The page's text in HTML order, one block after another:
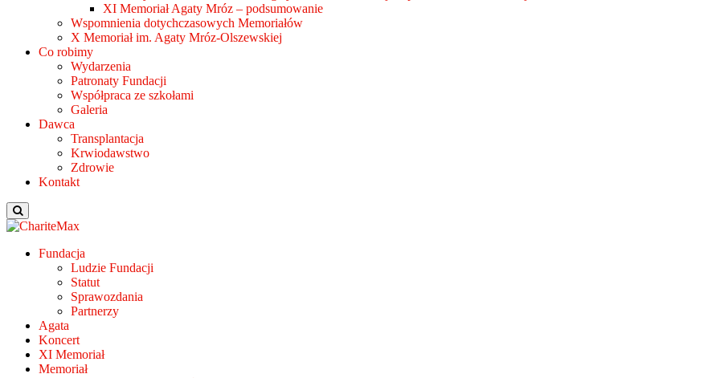
XI Memoriał Agaty Mróz – podsumowanie
Wspomnienia dotychczasowych Memoriałów
X Memoriał im. Agaty Mróz-Olszewskiej
Co robimy
Wydarzenia
Patronaty Fundacji
Współpraca ze szkołami
Galeria
Dawca
Transplantacja
Krwiodawstwo
Zdrowie
Kontakt
Fundacja
Ludzie Fundacji
Statut
Sprawozdania
Partnerzy
Agata
Koncert
XI Memoriał
Memoriał